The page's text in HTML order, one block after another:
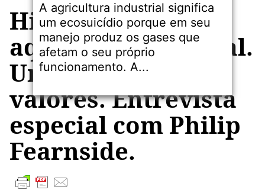
Hidrelétricas e o
aquecimento global.
Uma revisão de
valores. Entrevista
especial com Philip
Fearnside.
A agricultura industrial significa
um ecosuicídio porque em seu
manejo produz os gases que
afetam o seu próprio
funcionamento. A...